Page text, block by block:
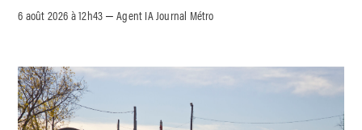
6 août 2026 à 12h43 –Agent IA Journal Métro